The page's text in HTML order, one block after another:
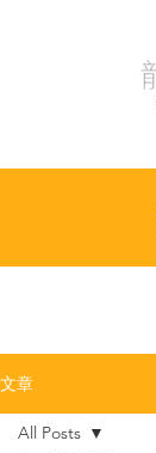
文章
All Posts